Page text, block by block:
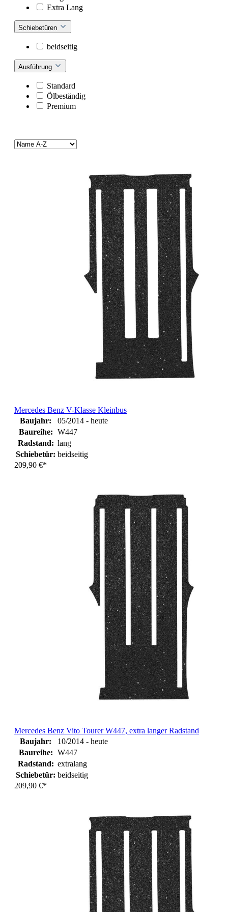
Extra Lang
Schiebetüren
beidseitig
Ausführung
Standard
Ölbeständig
Premium
Mercedes Benz V-Klasse Kleinbus
Baujahr:
05/2014 - heute
Baureihe: W447
Radstand: lang
Schiebetür: beidseitig
209,90 €*
Mercedes Benz Vito Tourer W447, extra langer Radstand
Baujahr:
10/2014 - heute
Baureihe: W447
Radstand: extralang
Schiebetür: beidseitig
209,90 €*